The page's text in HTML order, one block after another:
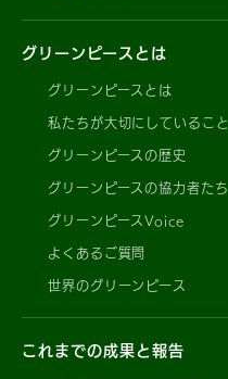
グリーンピースとは
グリーンピースとは
私たちが大切にしていること
グリーンピースの歴史
グリーンピースの協力者たち
グリーンピースVoice
よくあるご質問
世界のグリーンピース
これまでの成果と報告